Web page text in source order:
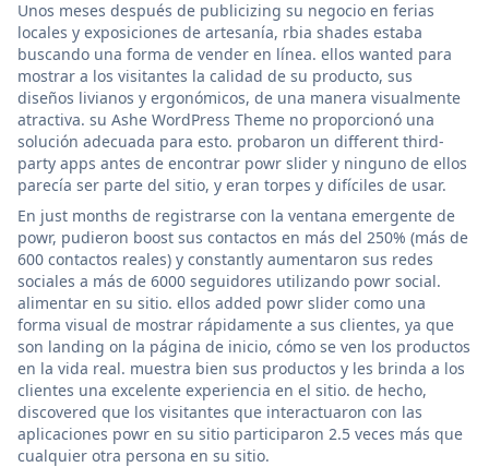
Unos meses después de publicizing su negocio en ferias
locales y exposiciones de artesanía, rbia shades estaba
buscando una forma de vender en línea. ellos wanted para
mostrar a los visitantes la calidad de su producto, sus
diseños livianos y ergonómicos, de una manera visualmente
atractiva. su Ashe WordPress Theme no proporcionó una
solución adecuada para esto. probaron un different third-
party apps antes de encontrar powr slider y ninguno de ellos
parecía ser parte del sitio, y eran torpes y difíciles de usar.
En just months de registrarse con la ventana emergente de
powr, pudieron boost sus contactos en más del 250% (más de
600 contactos reales) y constantly aumentaron sus redes
sociales a más de 6000 seguidores utilizando powr social.
alimentar en su sitio. ellos added powr slider como una
forma visual de mostrar rápidamente a sus clientes, ya que
son landing on la página de inicio, cómo se ven los productos
en la vida real. muestra bien sus productos y les brinda a los
clientes una excelente experiencia en el sitio. de hecho,
discovered que los visitantes que interactuaron con las
aplicaciones powr en su sitio participaron 2.5 veces más que
cualquier otra persona en su sitio.